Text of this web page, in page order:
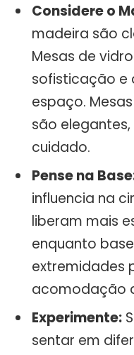
Considere o
madeira são
Mesas de
sofisticação e
espaço.
são
cuidado.
Pense na
influencia na
liberam mais
enquanto
extremidades
acomodação
Experimente:
sentar em